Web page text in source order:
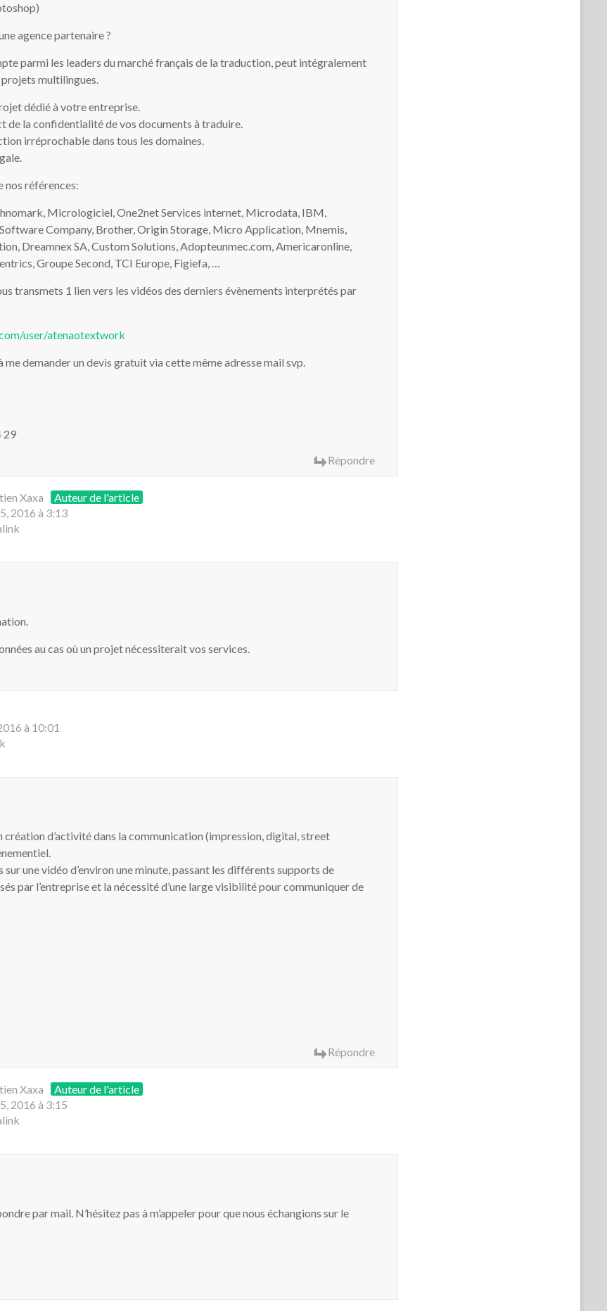
agence partenaire ?
parmi les leaders du marché français de la traduction, peut intégralement
multilingues.
dédié à votre entreprise.
de la confidentialité de vos documents à traduire.
irréprochable dans tous les domaines.
nos références:
Micrologiciel, One2net Services internet, Microdata, IBM,
Company, Brother, Origin Storage, Micro Application, Mnemis,
Dreamnex SA, Custom Solutions, Adopteunmec.com, Americaronline,
Groupe Second, TCI Europe, Figiefa, …
transmets 1 lien vers les vidéos des derniers évènements interprétés par
user/atenaotextwork
me demander un devis gratuit via cette même adresse mail svp.
29
Répondre
Xaxa
Auteur de l'article
2016 à 3:13
au cas où un projet nécessiterait vos services.
à 10:01
création d’activité dans la communication (impression, digital, street
sur une vidéo d’environ une minute, passant les différents supports de
par l’entreprise et la nécessité d’une large visibilité pour communiquer de
Répondre
Xaxa
Auteur de l'article
2016 à 3:15
par mail. N’hésitez pas à m’appeler pour que nous échangions sur le